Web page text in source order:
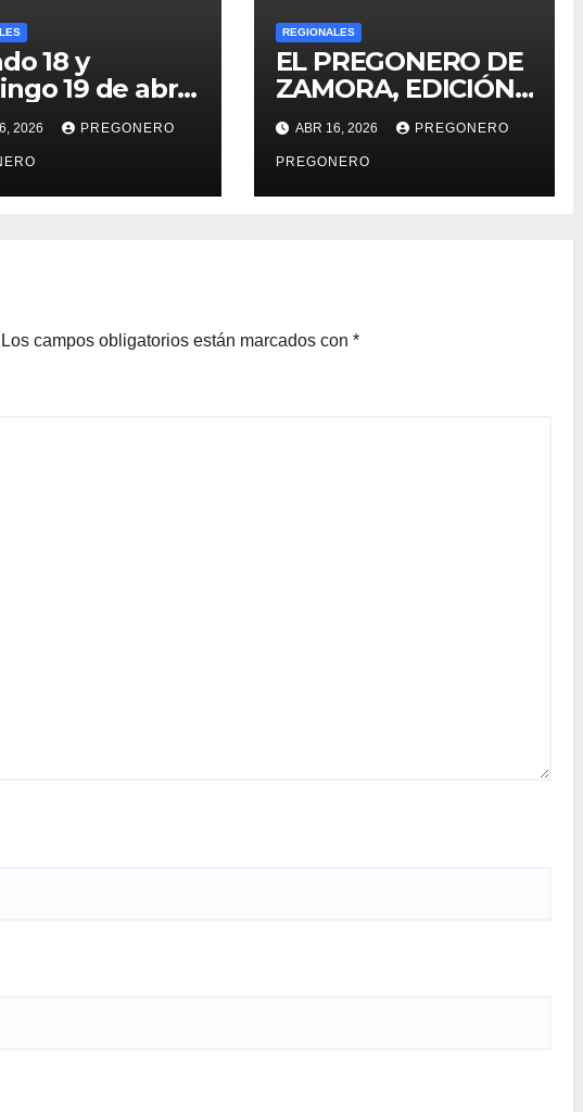
18 y
19 de abril
de
será gratis:
Butanda
2026 PREGONERO
REGIONALES
EL PREGONERO DE
ZAMORA, EDICIÓN
1249, DEL MARTES
14 DE ABRIL DE
2026…
ABR 16, 2026 PREGONERO
PREGONERO
Los campos obligatorios están marcados con *